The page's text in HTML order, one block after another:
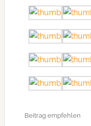
Beitrag empfehlen